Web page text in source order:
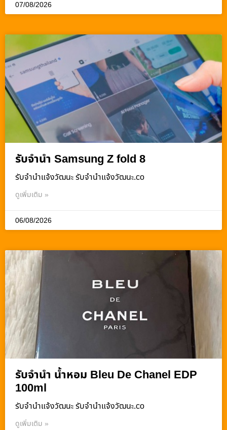
07/08/2026
รับจำนำ Samsung Z fold 8
รับจํานําแจ้งวัฒนะ รับจํานําแจ้งวัฒนะ.co
ดูเพิ่มเติม »
06/08/2026
รับจำนำ น้ำหอม Bleu De Chanel EDP
100ml
รับจํานําแจ้งวัฒนะ รับจํานําแจ้งวัฒนะ.co
ดูเพิ่มเติม »